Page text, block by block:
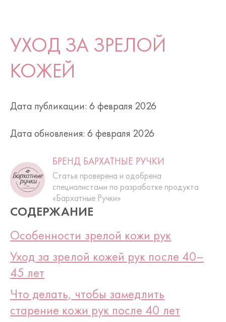
УХОД ЗА ЗРЕЛОЙ
КОЖЕЙ
Дата публикации: 6 февраля 2026
Дата обновления: 6 февраля 2026
БРЕНД БАРХАТНЫЕ РУЧКИ
Статья проверена и одобрена
специалистами по разработке продукта
«Бархатные Ручки»
СОДЕРЖАНИЕ
Особенности зрелой кожи рук
Уход за зрелой кожей рук после 40–
45 лет
Что делать, чтобы замедлить
старение кожи рук после 40 лет